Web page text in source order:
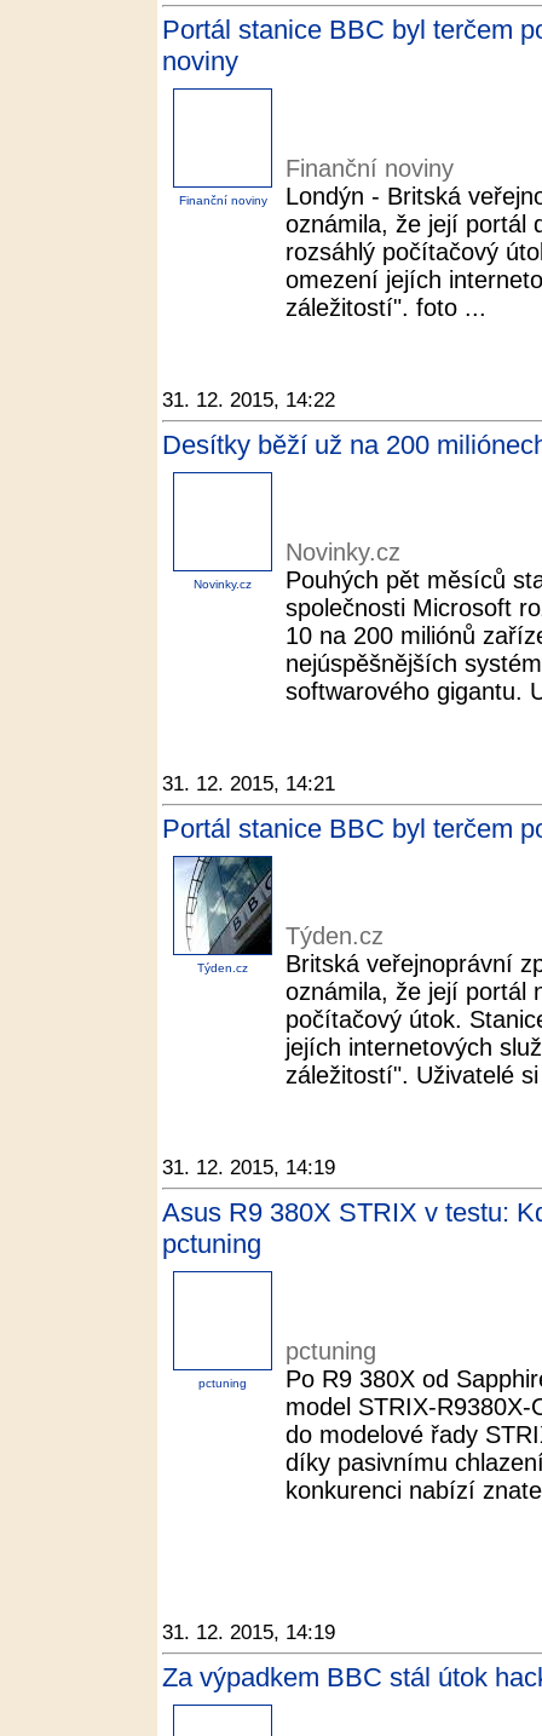
Portál stanice BBC byl terčem
noviny
Finanční noviny
Finanční noviny
Londýn - Britská
oznámila, že její portál
rozsáhlý počítačový
omezení jejích
záležitostí". foto ...
31. 12. 2015, 14:22
Desítky běží už na 200
Novinky.cz
Novinky.cz
Pouhých pět měsíců
společnosti Microsoft
10 na 200 miliónů
nejúspěšnějších
softwarového gigantu.
31. 12. 2015, 14:21
Portál stanice BBC byl terčem
Týden.cz
Týden.cz
Britská veřejnoprávní
oznámila, že její portál
počítačový útok.
jejích internetových
záležitostí". Uživatelé
31. 12. 2015, 14:19
Asus R9 380X STRIX v testu:
pctuning
pctuning
pctuning
Po R9 380X od
model STRIX-
do modelové řady
díky pasivnímu
konkurenci nabízí
31. 12. 2015, 14:19
Za výpadkem BBC stál útok